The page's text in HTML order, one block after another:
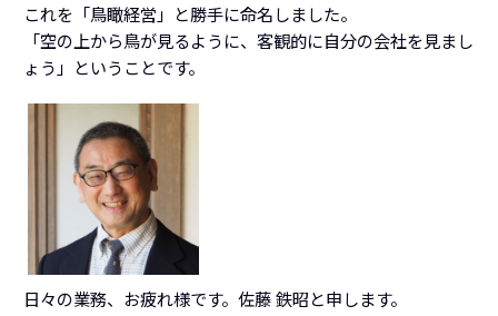
これを「鳥瞰経営」と勝手に命名しました。
「空の上から鳥が見るように、客観的に自分の会社を見まし
ょう」ということです。
日々の業務、お疲れ様です。佐藤 鉄昭と申します。